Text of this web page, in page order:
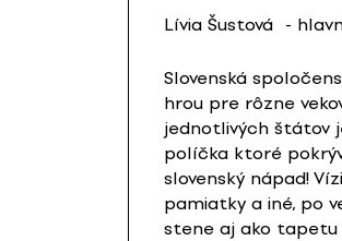
Lívia Šustová -
Slovenská
hrou pre rôzne
jednotlivých štátov
políčka ktoré
slovenský nápad!
pamiatky a iné, po
stene aj ako tapetu